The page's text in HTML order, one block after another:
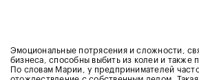
Эмоциональные потрясения и сложности,
бизнеса, способны выбить из колеи и также
По словам Марии, у предпринимателей